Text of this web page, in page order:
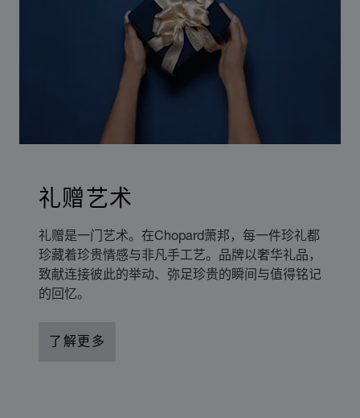
礼赠艺术
礼赠是一门艺术。在Chopard萧邦，每一件珍礼都
珍藏着珍贵情感与非凡手工艺。品牌以奢华礼品，
致献连接彼此的举动、弥足珍贵的瞬间与值得铭记
的回忆。
了解更多